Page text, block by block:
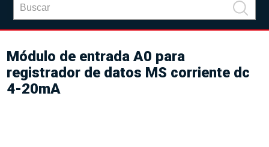
Módulo de entrada A0 para
registrador de datos MS corriente dc
4-20mA